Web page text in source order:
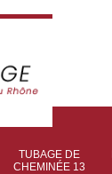
TUBAGE DE
CHEMINÉE 13